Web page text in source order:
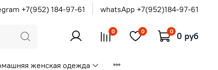
+7(952) 184-97-61 whatsApp +7(952)184-97-61
0 0 0 0 руб
женская одежда